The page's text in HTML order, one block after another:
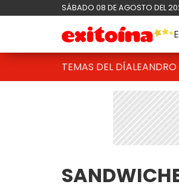
SÁBADO 08 DE AGOSTO DEL
TEMAS DEL DÍA